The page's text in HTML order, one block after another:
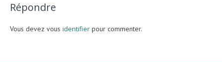
Répondre
Vous devez vous identifier pour commenter.